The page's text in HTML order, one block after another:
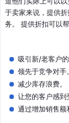
于卖家来说，提供
务。 提供折扣可以帮
吸引新/老客户的
领先于竞争对手。
减少库存浪费。
让您的客户感到
通过增加销售额